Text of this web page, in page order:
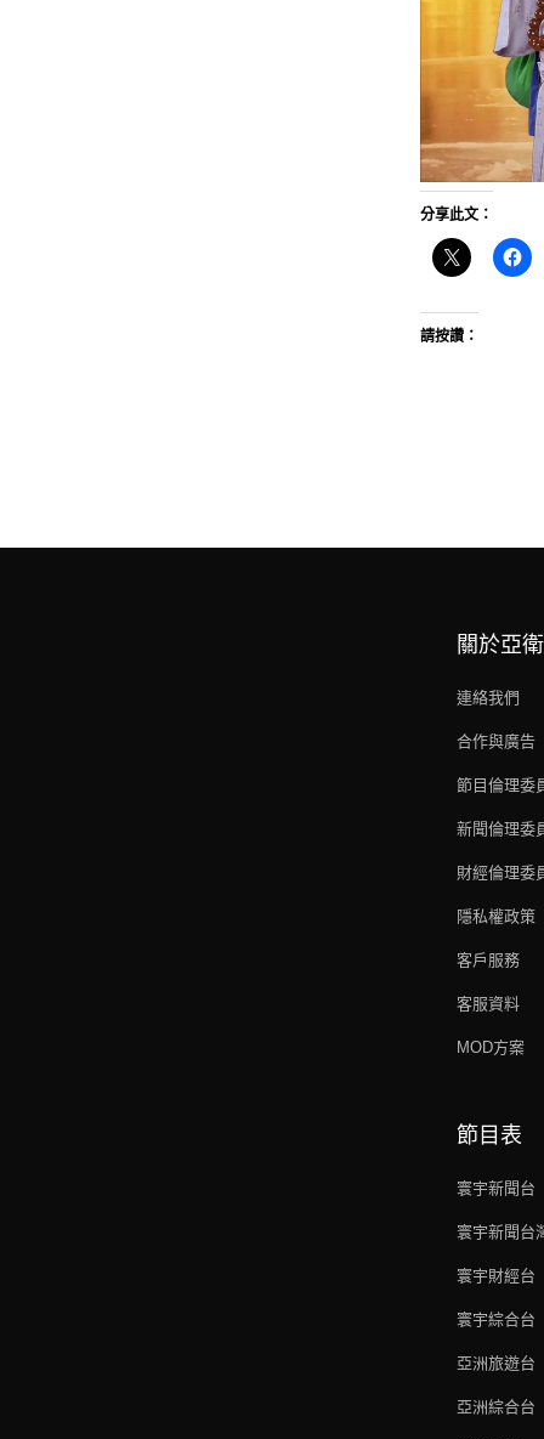
分享此文：
請按讚：
關於亞衛
連絡我們
合作與廣告
節目倫理委
新聞倫理委
財經倫理委
隱私權政策
客戶服務
客服資料
MOD方案
節目表
寰宇新聞台
寰宇新聞台
寰宇財經台
寰宇綜合台
亞洲旅遊台
亞洲綜合台